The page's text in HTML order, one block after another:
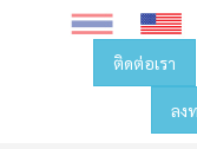
ติดต่อเรา
ลง